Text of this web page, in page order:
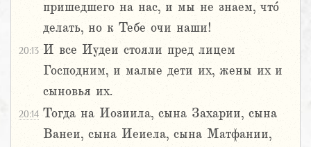
пришедшего на нас, и мы не знаем, что́
делать, но к Тебе очи наши!
20:13 И все Иудеи стояли пред лицем
Господним, и малые дети их, жены их и
сыновья их.
20:14 Тогда на Иозиила, сына Захарии, сына
Ванеи, сына Иеиела, сына Матфании,